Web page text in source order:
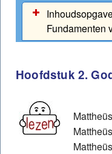
Fundamenten
Woord vooraf
Hoofdstukken van
Bijlagen bij
Hoofdstuk 2.